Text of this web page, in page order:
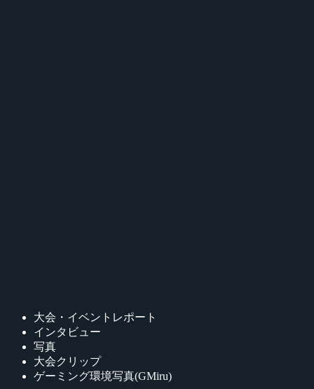
大会・イベントレポート
インタビュー
写真
大会クリップ
ゲーミング環境写真(GMiru)